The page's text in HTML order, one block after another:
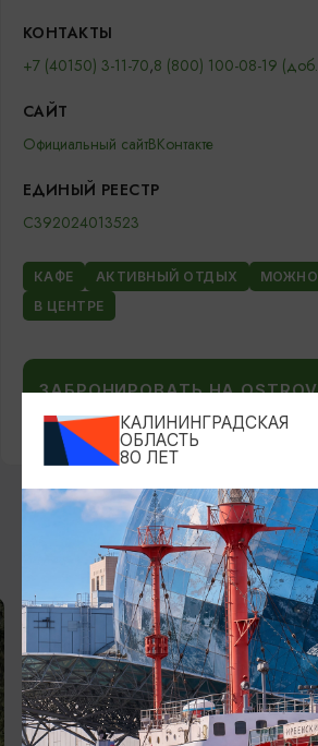
КОНТАКТЫ
+7 (40150) 3-11-70,8 (800) 100-08-19
САЙТ
Официальный сайтВКонтакте
ЕДИНЫЙ РЕЕСТР
С392024013523
КАФЕ АКТИВНЫЙ ОТДЫХ
В ЦЕНТРЕ
ЗАБРОНИРОВАТЬ НА
ВОЗМОЖНО ВАС
КАЛИНИНГРАДСКАЯ
ОБЛАСТЬ
80 ЛЕТ